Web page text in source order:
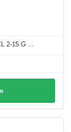
2-15 G ...